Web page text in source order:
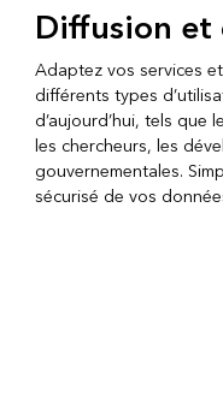
Diffusion
Adaptez vos services
différents types
d’aujourd’hui, tels
les chercheurs, les
gouvernementales.
sécurisé de vos